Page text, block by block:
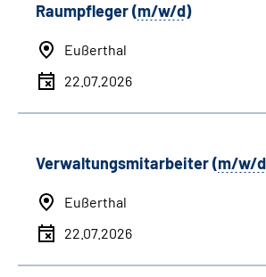
Raumpfleger (m/w/d)
Eußerthal
22.07.2026
Verwaltungsmitarbeiter (m/w/d
Eußerthal
22.07.2026